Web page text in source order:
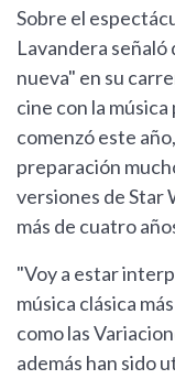
Sobre el
Lavandera
nueva" en su
cine con la
comenzó este
preparación
versiones de Star
más de cuatro
"Voy a estar
música clásica
como las
además han sido